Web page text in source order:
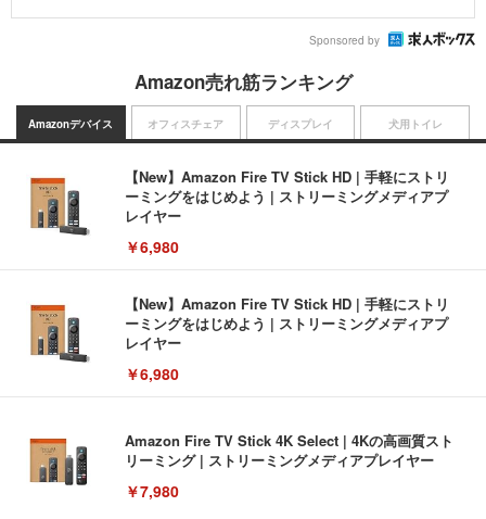
Sponsored by
Amazon売れ筋ランキング
Amazonデバイス
【New】Amazon Fire TV Stick HD | 手軽にストリ
ーミングをはじめよう | ストリーミングメディアプ
レイヤー
￥6,980
【New】Amazon Fire TV Stick HD | 手軽にストリ
ーミングをはじめよう | ストリーミングメディアプ
レイヤー
￥6,980
Amazon Fire TV Stick 4K Select | 4Kの高画質スト
リーミング | ストリーミングメディアプレイヤー
￥7,980
オフィスチェア ディスプレイ 犬用トイレ